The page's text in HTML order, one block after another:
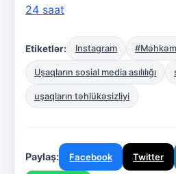
24 saat
Etiketlər: Instagram
Uşaqların sosial media asılılığı
uşaqların təhlükəsizliyi
Paylaş: Facebook Twitter